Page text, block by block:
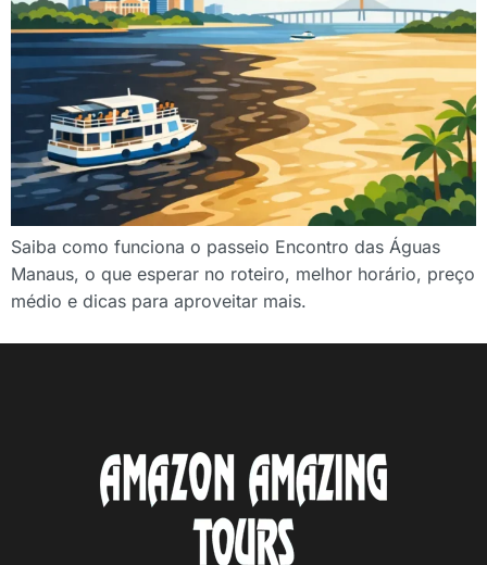
Saiba como funciona o passeio Encontro das Águas
Manaus, o que esperar no roteiro, melhor horário, preço
médio e dicas para aproveitar mais.